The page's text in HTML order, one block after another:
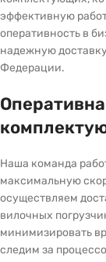
эффективную
оперативность в
надежную
Федерации.
Наша команда
максимальную
осуществляем
вилочных
минимизировать
следим за